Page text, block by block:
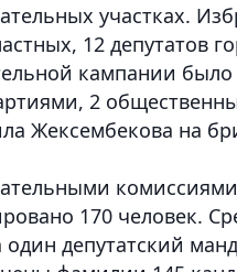
участках.
12 депутатов
кампании было
2
Жексембекова на
комиссиями
170 человек.
депутатский